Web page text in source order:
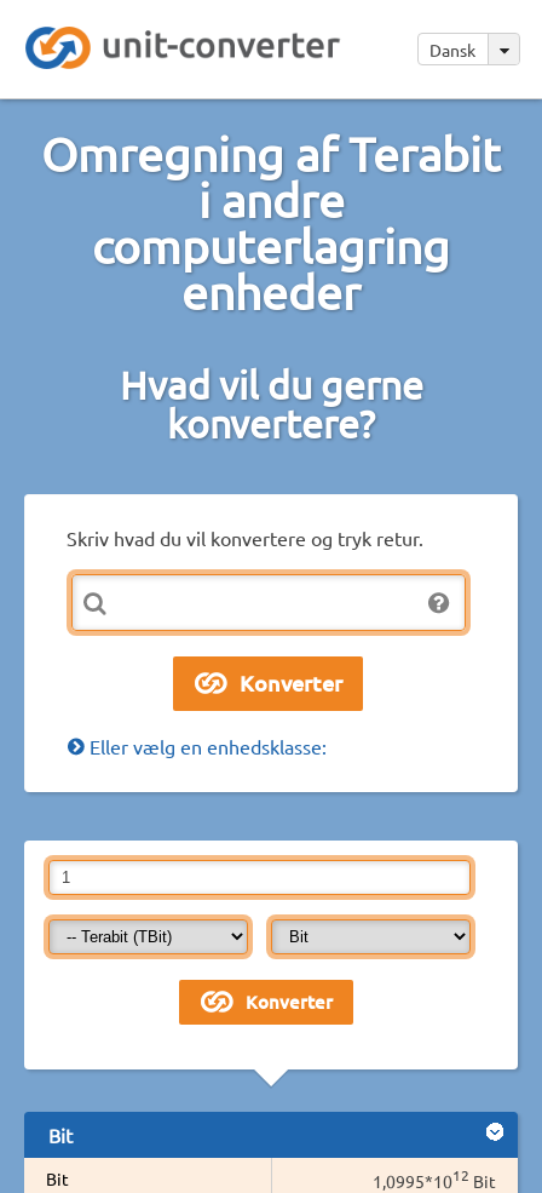
Dansk
Omregning af Terabit
i andre
computerlagring
enheder
Hvad vil du gerne
konvertere?
Skriv hvad du vil konvertere og tryk retur.
Eller vælg en enhedsklasse:
Bit
Bit 1,0995*1012 Bit